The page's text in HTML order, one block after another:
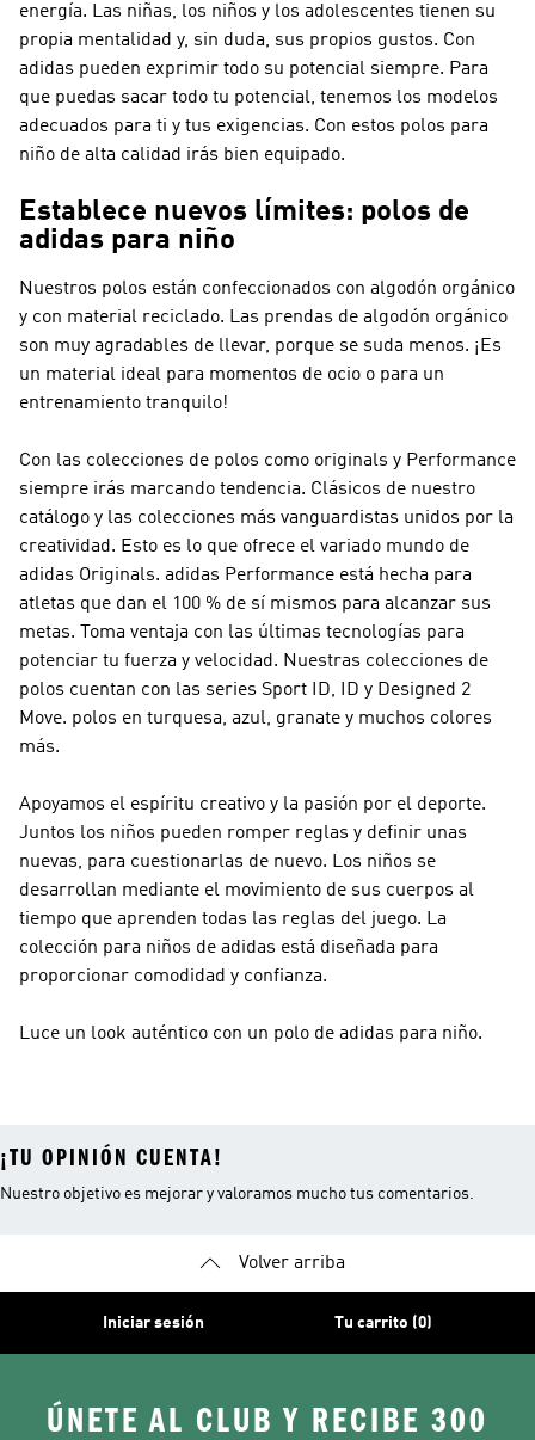
energía. Las niñas, los niños y los adolescentes tienen su
propia mentalidad y, sin duda, sus propios gustos. Con
adidas pueden exprimir todo su potencial siempre. Para
que puedas sacar todo tu potencial, tenemos los modelos
adecuados para ti y tus exigencias. Con estos polos para
niño de alta calidad irás bien equipado.
Establece nuevos límites: polos de
adidas para niño
Nuestros polos están confeccionados con algodón orgánico
y con material reciclado. Las prendas de algodón orgánico
son muy agradables de llevar, porque se suda menos. ¡Es
un material ideal para momentos de ocio o para un
entrenamiento tranquilo!
Con las colecciones de polos como originals y Performance
siempre irás marcando tendencia. Clásicos de nuestro
catálogo y las colecciones más vanguardistas unidos por la
creatividad. Esto es lo que ofrece el variado mundo de
adidas Originals. adidas Performance está hecha para
atletas que dan el 100 % de sí mismos para alcanzar sus
metas. Toma ventaja con las últimas tecnologías para
potenciar tu fuerza y velocidad. Nuestras colecciones de
polos cuentan con las series Sport ID, ID y Designed 2
Move. polos en turquesa, azul, granate y muchos colores
más.
Apoyamos el espíritu creativo y la pasión por el deporte.
Juntos los niños pueden romper reglas y definir unas
nuevas, para cuestionarlas de nuevo. Los niños se
desarrollan mediante el movimiento de sus cuerpos al
tiempo que aprenden todas las reglas del juego. La
colección para niños de adidas está diseñada para
proporcionar comodidad y confianza.
Luce un look auténtico con un polo de adidas para niño.
¡TU OPINIÓN CUENTA!
Nuestro objetivo es mejorar y valoramos mucho tus comentarios.
Volver arriba
Iniciar sesión Tu carrito (0)
ÚNETE AL CLUB Y RECIBE 300